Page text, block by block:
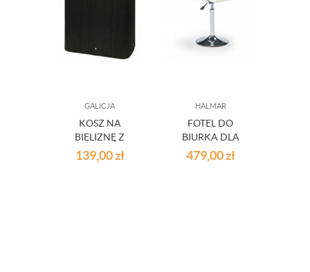
GALICJA
KOSZ NA
BIELIZNĘ Z
BAMBUSA
ZAMYKANY 72L
139,00zł
HALMAR
FOTEL DO
BIURKA DLA
MŁODZIEŻY
GONZO BIAŁE
479,00zł